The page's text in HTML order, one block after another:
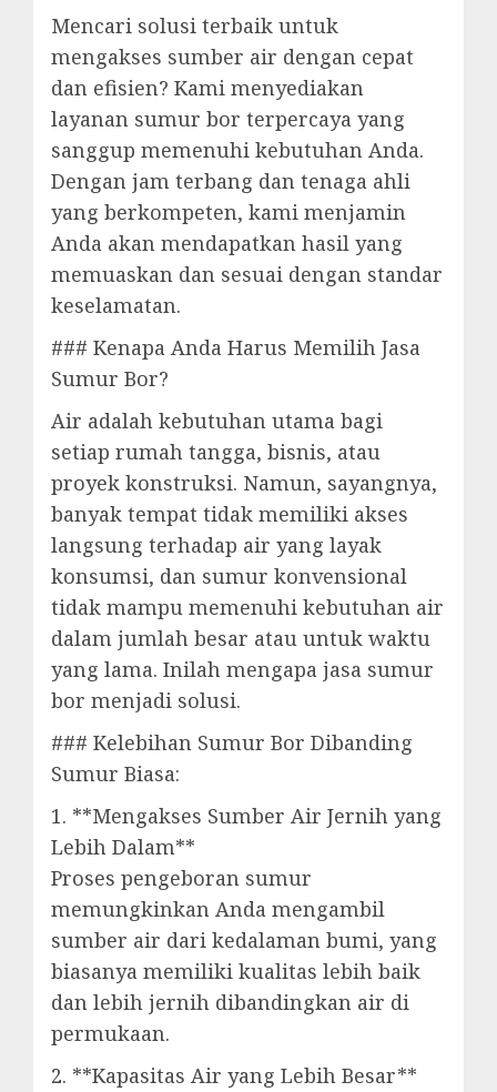
Mencari solusi terbaik untuk
mengakses sumber air dengan cepat
dan efisien? Kami menyediakan
layanan sumur bor terpercaya yang
sanggup memenuhi kebutuhan Anda.
Dengan jam terbang dan tenaga ahli
yang berkompeten, kami menjamin
Anda akan mendapatkan hasil yang
memuaskan dan sesuai dengan standar
keselamatan.
### Kenapa Anda Harus Memilih Jasa
Sumur Bor?
Air adalah kebutuhan utama bagi
setiap rumah tangga, bisnis, atau
proyek konstruksi. Namun, sayangnya,
banyak tempat tidak memiliki akses
langsung terhadap air yang layak
konsumsi, dan sumur konvensional
tidak mampu memenuhi kebutuhan air
dalam jumlah besar atau untuk waktu
yang lama. Inilah mengapa jasa sumur
bor menjadi solusi.
### Kelebihan Sumur Bor Dibanding
Sumur Biasa:
1. **Mengakses Sumber Air Jernih yang
Lebih Dalam**
Proses pengeboran sumur
memungkinkan Anda mengambil
sumber air dari kedalaman bumi, yang
biasanya memiliki kualitas lebih baik
dan lebih jernih dibandingkan air di
permukaan.
2. **Kapasitas Air yang Lebih Besar**